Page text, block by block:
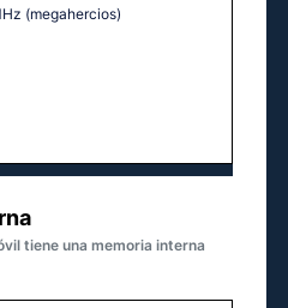
(megahercios)
tiene una memoria interna